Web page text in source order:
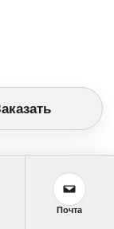
по старому
Почта